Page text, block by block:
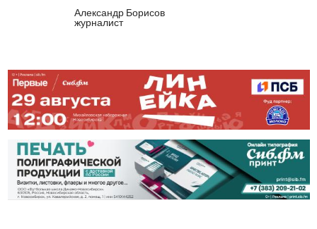
Александр Борисов
журналист